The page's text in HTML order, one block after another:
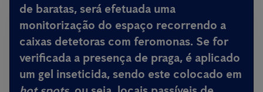
de baratas, será efetuada uma
monitorização do espaço recorrendo a
caixas detetoras com feromonas. Se for
verificada a presença de praga, é aplicado
um gel inseticida, sendo este colocado em